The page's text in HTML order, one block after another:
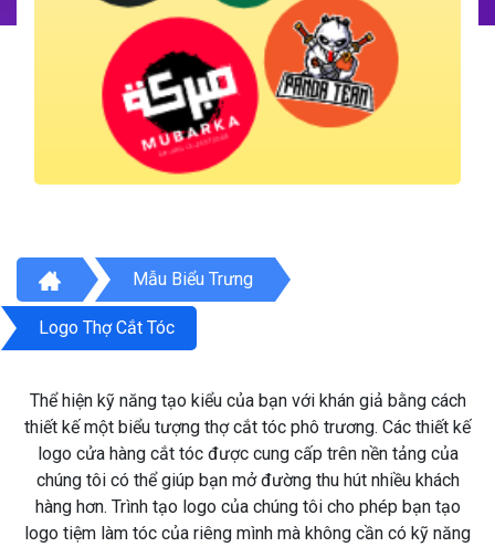
Mẫu Biểu Trưng
Logo Thợ Cắt Tóc
Thể hiện kỹ năng tạo kiểu của bạn với khán giả bằng cách
thiết kế một biểu tượng thợ cắt tóc phô trương. Các thiết kế
logo cửa hàng cắt tóc được cung cấp trên nền tảng của
chúng tôi có thể giúp bạn mở đường thu hút nhiều khách
hàng hơn. Trình tạo logo của chúng tôi cho phép bạn tạo
logo tiệm làm tóc của riêng mình mà không cần có kỹ năng